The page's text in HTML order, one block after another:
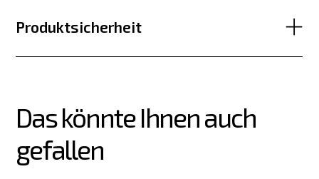
Produktsicherheit
Das könnte Ihnen auch
gefallen